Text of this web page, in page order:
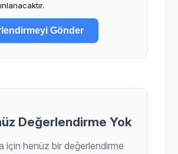
Gönder
Değerlendirme Yok
için henüz bir değerlendirme